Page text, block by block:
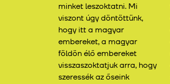
minket leszoktatni. Mi
viszont úgy döntöttünk,
hogy itt a magyar
embereket, a magyar
földön élő embereket
visszaszoktatjuk arra, hogy
szeressék az őseink